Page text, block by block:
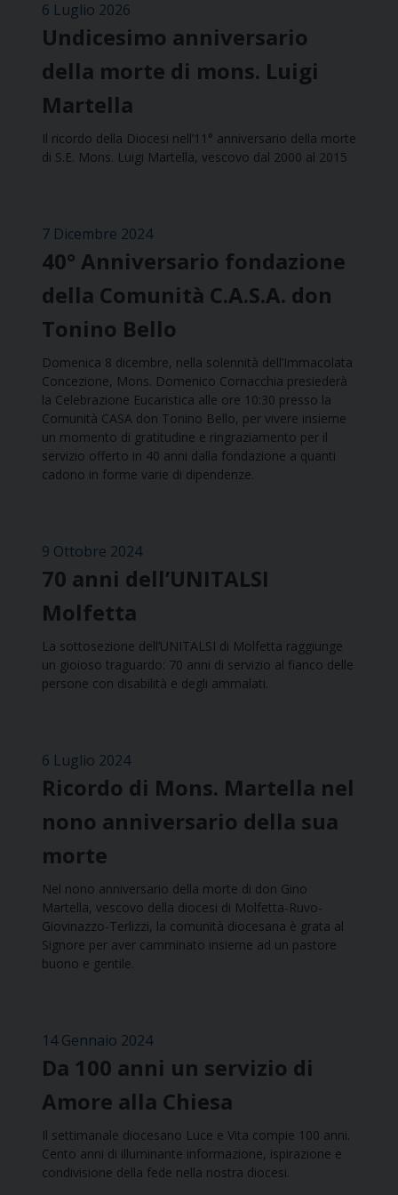
6 Luglio 2026
Undicesimo anniversario
della morte di mons. Luigi
Martella
Il ricordo della Diocesi nell’11° anniversario della morte
di S.E. Mons. Luigi Martella, vescovo dal 2000 al 2015
7 Dicembre 2024
40° Anniversario fondazione
della Comunità C.A.S.A. don
Tonino Bello
Domenica 8 dicembre, nella solennità dell’Immacolata
Concezione, Mons. Domenico Cornacchia presiederà
la Celebrazione Eucaristica alle ore 10:30 presso la
Comunità CASA don Tonino Bello, per vivere insieme
un momento di gratitudine e ringraziamento per il
servizio offerto in 40 anni dalla fondazione a quanti
cadono in forme varie di dipendenze.
9 Ottobre 2024
70 anni dell’UNITALSI
Molfetta
La sottosezione dell’UNITALSI di Molfetta raggiunge
un gioioso traguardo: 70 anni di servizio al fianco delle
persone con disabilità e degli ammalati.
6 Luglio 2024
Ricordo di Mons. Martella nel
nono anniversario della sua
morte
Nel nono anniversario della morte di don Gino
Martella, vescovo della diocesi di Molfetta-Ruvo-
Giovinazzo-Terlizzi, la comunità diocesana è grata al
Signore per aver camminato insieme ad un pastore
buono e gentile.
14 Gennaio 2024
Da 100 anni un servizio di
Amore alla Chiesa
Il settimanale diocesano Luce e Vita compie 100 anni.
Cento anni di illuminante informazione, ispirazione e
condivisione della fede nella nostra diocesi.